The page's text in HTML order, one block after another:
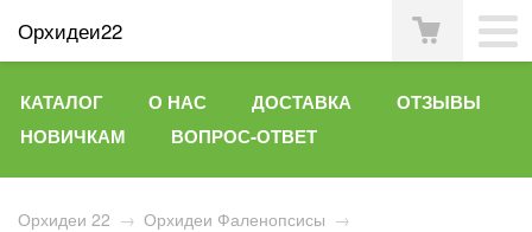
Орхидеи22
КАТАЛОГ О НАС ДОСТАВКА
ОТЗЫВЫ
НОВИЧКАМ
ВОПРОС-ОТВЕТ
Орхидеи 22 → Орхидеи Фаленопсисы →